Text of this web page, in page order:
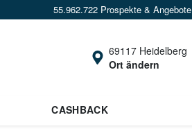
55.962.722 Prospekte & Angebote
69117 Heidelberg
Ort ändern
CASHBACK